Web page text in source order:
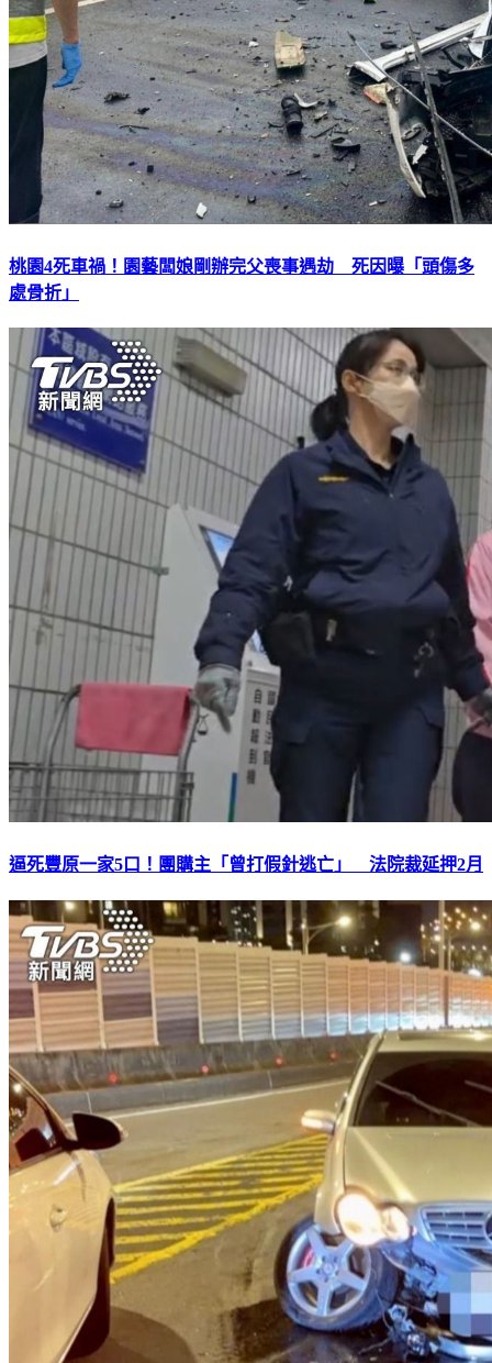
桃園4死車禍！園藝闆娘剛辦完父喪事遇劫 死因曝「頭傷多
處骨折」
逼死豐原一家5口！團購主「曾打假針逃亡」 法院裁延押2月